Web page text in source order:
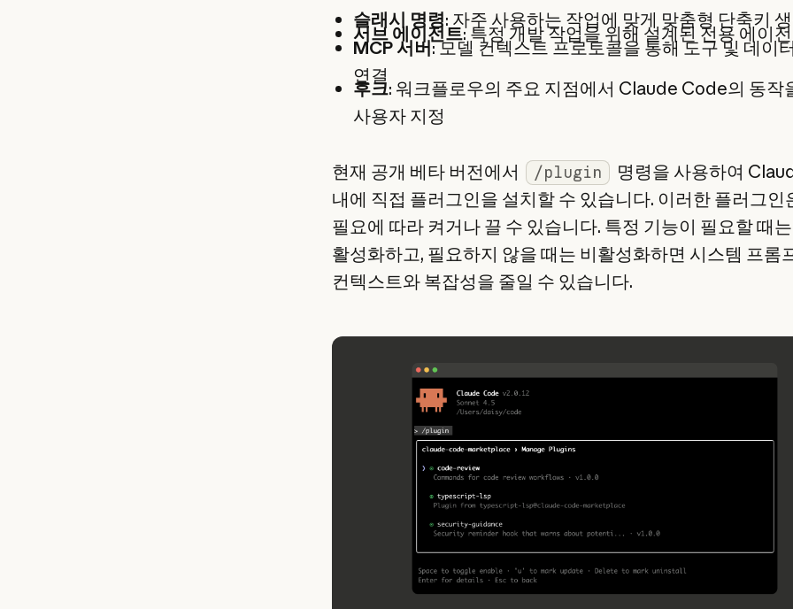
슬래시 명령: 자주 사용하는 작업에 맞게 맞춤형 단축키
서브 에이전트: 특정 개발 작업을 위해 설계된 전용 에이
MCP 서버: 모델 컨텍스트 프로토콜을 통해 도구 및 데이
연결
후크: 워크플로우의 주요 지점에서 Claude Code의 동작
사용자 지정
현재 공개 베타 버전에서 /plugin
명령을 사용하여
내에 직접 플러그인을 설치할 수 있습니다. 이러한 플러그인
필요에 따라 켜거나 끌 수 있습니다. 특정 기능이 필요할 때는
활성화하고, 필요하지 않을 때는 비활성화하면 시스템 프롬
컨텍스트와 복잡성을 줄일 수 있습니다.